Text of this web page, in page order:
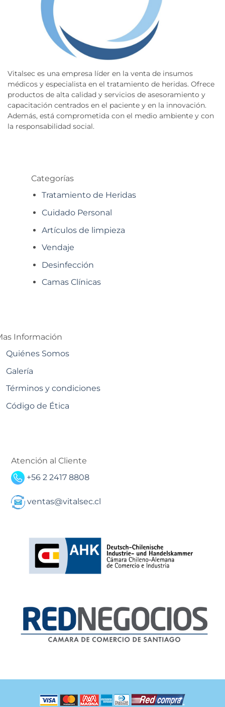
Vitalsec es una empresa líder en la venta de insumos
médicos y especialista en el tratamiento de heridas. Ofrece
productos de alta calidad y servicios de asesoramiento y
capacitación centrados en el paciente y en la innovación.
Además, está comprometida con el medio ambiente y con
la responsabilidad social.
Categorías
Tratamiento de Heridas
Cuidado Personal
Artículos de limpieza
Vendaje
Desinfección
Camas Clínicas
Información
Quiénes Somos
Galería
Términos y condiciones
Código de Ética
Atención al Cliente
+56 2 2417 8808
ventas@vitalsec.cl